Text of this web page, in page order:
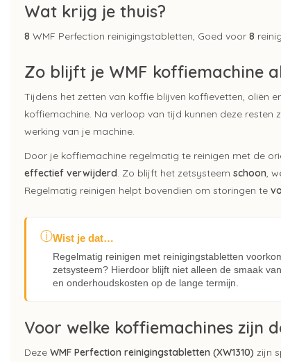
Wat krijg je thuis?
8 WMF Perfection reinigingstabletten, Goed voor 8
Zo blijft je WMF koffiemachine
Tijdens het zetten van koffie blijven koffievetten, oliën
koffiemachine. Na verloop van tijd kunnen deze resten
werking van je machine.
Door je koffiemachine regelmatig te reinigen met de
effectief verwijderd . Zo blijft het zetsysteem schoon ,
Regelmatig reinigen helpt bovendien om storingen te
ⓘWist je dat…
Regelmatig reinigen met reinigingstabletten
zetsysteem? Hierdoor blijft niet alleen de smaak
en onderhoudskosten op de lange termijn.
Voor welke koffiemachines zijn
Deze WMF Perfection reinigingstabletten (XW1310) zijn